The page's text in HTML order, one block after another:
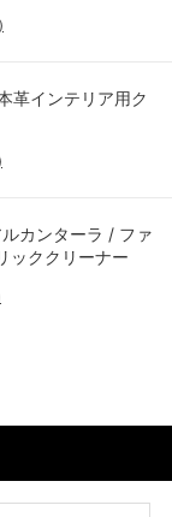
)
革インテリア用ク
カンターラ / ファ
ッククリーナー